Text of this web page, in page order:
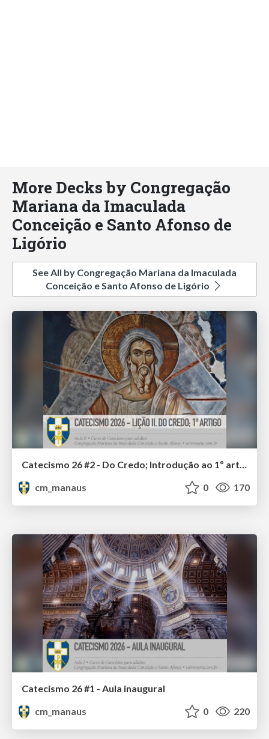
More Decks by Congregação
Mariana da Imaculada
Conceição e Santo Afonso de
Ligório
See All by Congregação Mariana da Imaculada
Conceição e Santo Afonso de Ligório
Catecismo 26 #2 - Do Credo; Introdução ao 1º artigo
cm_manaus
0 170
Catecismo 26 #1 - Aula inaugural
cm_manaus
0 220